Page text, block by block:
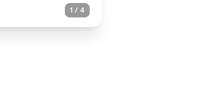
1 / 4